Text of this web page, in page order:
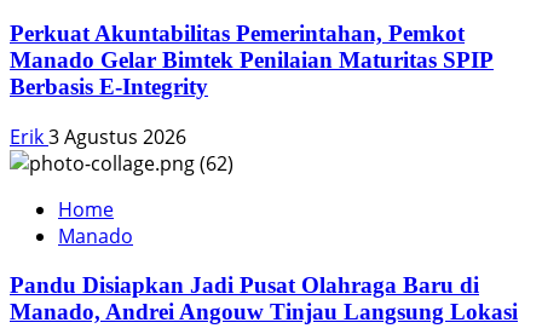
Perkuat Akuntabilitas Pemerintahan, Pemkot
Manado Gelar Bimtek Penilaian Maturitas SPIP
Berbasis E-Integrity
Erik3 Agustus 2026
Home
Manado
Pandu Disiapkan Jadi Pusat Olahraga Baru di
Manado, Andrei Angouw Tinjau Langsung Lokasi